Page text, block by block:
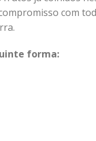
com
forma: